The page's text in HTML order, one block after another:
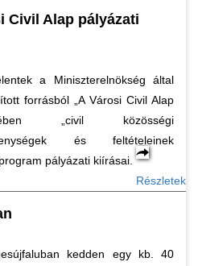
Civil Alap pályázati
a Miniszterelnökség által
forrásból „A Városi Civil Alap
„civil közösségi
és feltételeinek
pályázati kiírásai.
Részletek
kedden egy kb. 40